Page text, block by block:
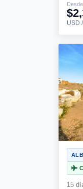
Desde
USD /
15